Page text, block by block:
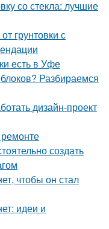
со стекла: лучшие
грунтовки с
есть в Уфе
Разбираемся
дизайн-проект
создать
чтобы он стал
идеи и